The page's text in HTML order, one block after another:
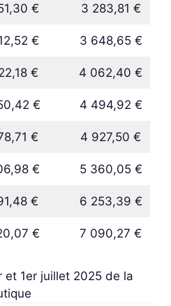
€ 3 283,81 €
€ 3 648,65 €
€ 4 062,40 €
€ 4 494,92 €
€ 4 927,50 €
€ 5 360,05 €
€ 6 253,39 €
€ 7 090,27 €
et 1er juillet 2025 de la